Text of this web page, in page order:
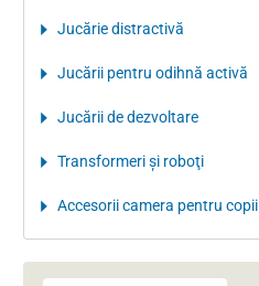
Jucărie distractivă
Jucării pentru odihnă activă
Jucării de dezvoltare
Transformeri şi roboţi
Accesorii camera pentru copii